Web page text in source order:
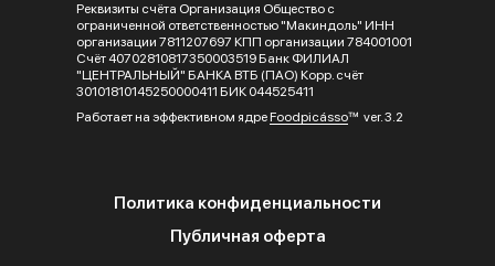
Реквизиты счёта Организация Общество с
ограниченной ответственностью "Макиндоль" ИНН
организации 7811207697 КПП организации 784001001
Счёт 40702810817350003519 Банк ФИЛИАЛ
"ЦЕНТРАЛЬНЫЙ" БАНКА ВТБ (ПАО) Корр. счёт
30101810145250000411 БИК 044525411
Работает на эффективном ядреFoodpicássover. 3.2
Политика конфиденциальности
Публичная оферта